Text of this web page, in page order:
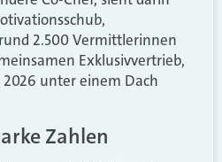
2.500 Vermittlerinnen
Exklusivvertrieb,
unter einem Dach
Zahlen